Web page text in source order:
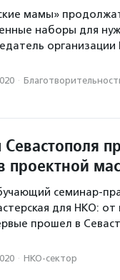
мамы»
наборы для
организации
·
Севастополя
проектной
семинар-
для НКО: от
прошел в
· НКО-сектор